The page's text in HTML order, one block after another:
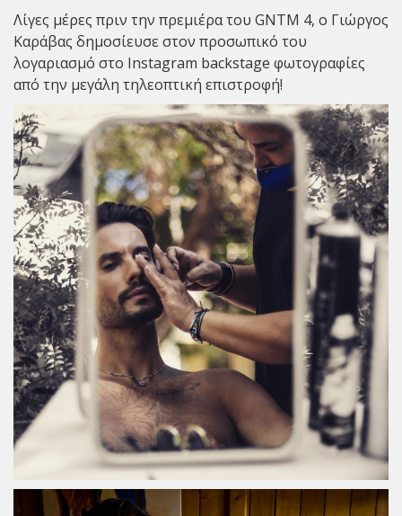
Λίγες μέρες πριν την πρεμιέρα του GNTM 4, o Γιώργος
Καράβας δημοσίευσε στον προσωπικό του
λογαριασμό στο Instagram backstage φωτογραφίες
από την μεγάλη τηλεοπτική επιστροφή!